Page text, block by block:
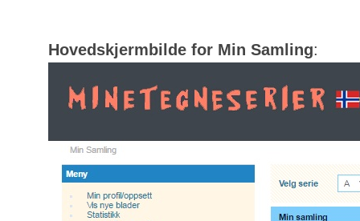
Hovedskjermbilde for Min Samling: